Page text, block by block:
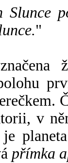
Slunce
"
v
přímka